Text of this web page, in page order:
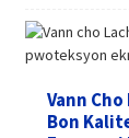
Vann
Bon